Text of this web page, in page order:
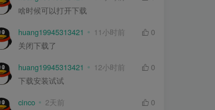
啥时候可以打开下载
huang19945313421 11小时前
0
关闭下载了
huang19945313421 12小时前
0
下载安装试试
cinco 2天前
0